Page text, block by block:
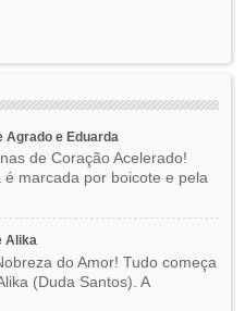
e Eduarda
de Coração Acelerado!
marcada por boicote e pela
Alika
do Amor! Tudo começa
(Duda Santos). A